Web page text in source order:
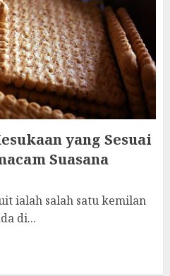
yang Sesuai
Suasana
ialah salah satu kemilan
di...